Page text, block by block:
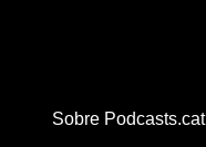
Sobre Podcasts.cat